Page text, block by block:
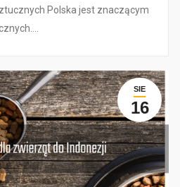
Polska jest znaczącym
SIE
16